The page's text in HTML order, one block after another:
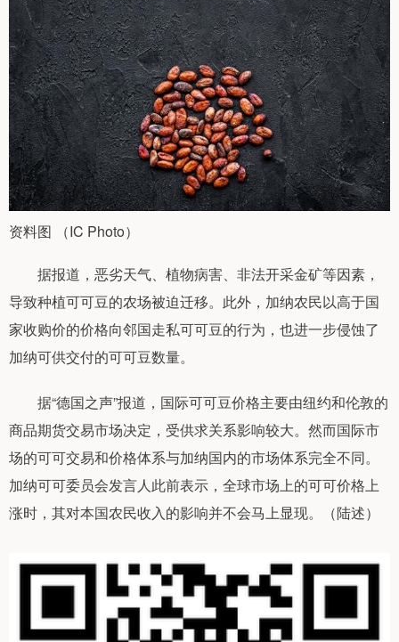
资料图 （IC Photo）
据报道，恶劣天气、植物病害、非法开采金矿等因素，
导致种植可可豆的农场被迫迁移。此外，加纳农民以高于国
家收购价的价格向邻国走私可可豆的行为，也进一步侵蚀了
加纳可供交付的可可豆数量。
据“德国之声”报道，国际可可豆价格主要由纽约和伦敦的
商品期货交易市场决定，受供求关系影响较大。然而国际市
场的可可交易和价格体系与加纳国内的市场体系完全不同。
加纳可可委员会发言人此前表示，全球市场上的可可价格上
涨时，其对本国农民收入的影响并不会马上显现。（陆述）